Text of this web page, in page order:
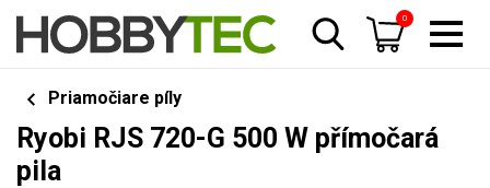
0
Priamočiare píly
Ryobi RJS 720-G 500 W přímočará
pila